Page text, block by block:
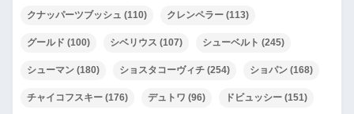
クナッパーツブッシュ (110) クレンペラー (113)
グールド (100) シベリウス (107) シューベルト (245)
シューマン (180) ショスタコーヴィチ (254) ショパン (168)
チャイコフスキー (176) デュトワ (96) ドビュッシー (151)